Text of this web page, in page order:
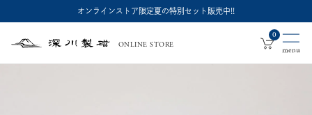
オンラインストア限定夏の特別セット販売中!!
深
ONLINE STORE
0